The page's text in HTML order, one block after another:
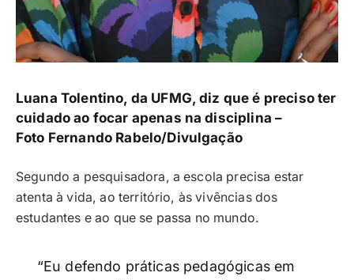
Luana Tolentino, da UFMG, diz que é preciso ter
cuidado ao focar apenas na disciplina –
Foto Fernando Rabelo/Divulgação
Segundo a pesquisadora, a escola precisa estar
atenta à vida, ao território, às vivências dos
estudantes e ao que se passa no mundo.
“Eu defendo práticas pedagógicas em